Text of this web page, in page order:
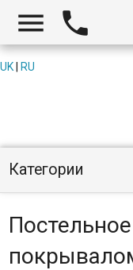
 
UK RU
Категории